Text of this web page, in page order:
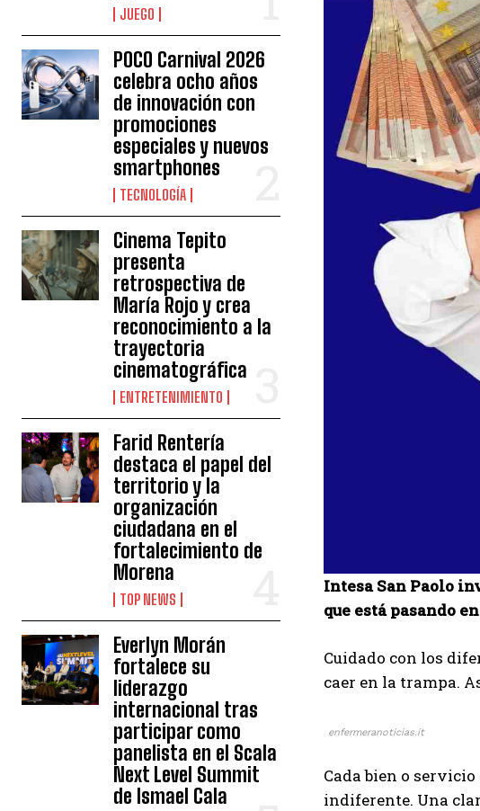
JUEGO
POCO Carnival 2026
celebra ocho años
de innovación con
promociones
especiales y nuevos
smartphones
TECNOLOGÍA
Cinema Tepito
presenta
retrospectiva de
María Rojo y crea
reconocimiento a la
trayectoria
cinematográfica
ENTRETENIMIENTO
Farid Rentería
destaca el papel del
territorio y la
organización
ciudadana en el
fortalecimiento de
Morena
TOP NEWS
Everlyn Morán
fortalece su
liderazgo
internacional tras
participar como
panelista en el Scala
Next Level Summit
de Ismael Cala
Intesa San Paolo
que está pasando
Cuidado con los
caer en la trampa.
enfermeranoticias.it
Cada bien o
indiferente. Una